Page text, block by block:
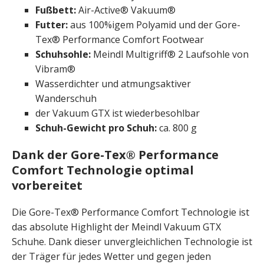
Fußbett:Air-Active® Vakuum®
Futter:aus 100%igem Polyamid und der Gore-
Tex® Performance Comfort Footwear
Schuhsohle: Meindl Multigriff® 2 Laufsohle von
Vibram®
Wasserdichter und atmungsaktiver
Wanderschuh
der Vakuum GTX ist wiederbesohlbar
Schuh-Gewicht pro Schuh:ca. 800 g
Dank der Gore-Tex® Performance
Comfort Technologie optimal
vorbereitet
Die Gore-Tex® Performance Comfort Technologie ist
das absolute Highlight der Meindl Vakuum GTX
Schuhe. Dank dieser unvergleichlichen Technologie ist
der Träger für jedes Wetter und gegen jeden